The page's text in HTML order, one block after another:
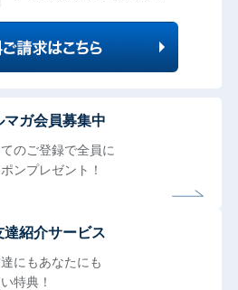
マガ会員募集中
のご登録で全員に
ンプレゼント！
達紹介サービス
にもあなたにも
特典！